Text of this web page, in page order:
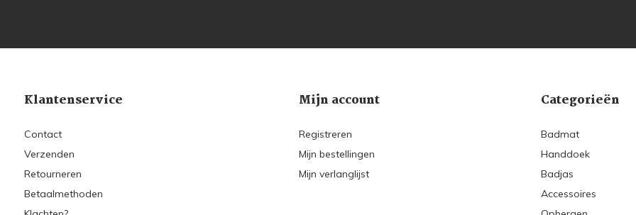
Klantenservice
Contact
Verzenden
Retourneren
Betaalmethoden
Mijn account
Registreren
Mijn bestellingen
Mijn verlanglijst
Categorieën
Badmat
Handdoek
Badjas
Accessoires